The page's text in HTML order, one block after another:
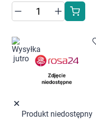
Zabawki
Motoryzacja
Grupy produktowe
Marki
Produkt niedostępny